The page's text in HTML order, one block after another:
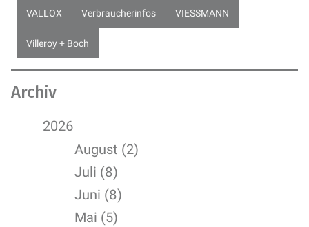
VALLOX Verbraucherinfos VIESSMANN
Villeroy + Boch
Archiv
2026
August (2)
Juli (8)
Juni (8)
Mai (5)